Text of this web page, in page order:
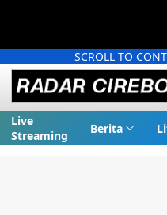
SCROLL TO
Live
Streaming
Berita